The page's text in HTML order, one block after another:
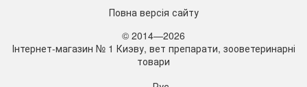
Повна версія сайту
© 2014—2026
Інтернет-магазин № 1 Киэву, вет препарати, зооветеринарні
товари